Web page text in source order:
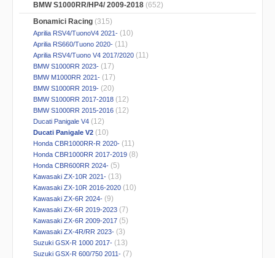
BMW S1000RR/HP4/ 2009-2018 (652)
Bonamici Racing (315)
Aprilia RSV4/TuonoV4 2021- (10)
Aprilia RS660/Tuono 2020- (11)
Aprilia RSV4/Tuono V4 2017/2020 (11)
BMW S1000RR 2023- (17)
BMW M1000RR 2021- (17)
BMW S1000RR 2019- (20)
BMW S1000RR 2017-2018 (12)
BMW S1000RR 2015-2016 (12)
Ducati Panigale V4 (12)
Ducati Panigale V2 (10)
Honda CBR1000RR-R 2020- (11)
Honda CBR1000RR 2017-2019 (8)
Honda CBR600RR 2024- (5)
Kawasaki ZX-10R 2021- (13)
Kawasaki ZX-10R 2016-2020 (10)
Kawasaki ZX-6R 2024- (9)
Kawasaki ZX-6R 2019-2023 (7)
Kawasaki ZX-6R 2009-2017 (5)
Kawasaki ZX-4R/RR 2023- (3)
Suzuki GSX-R 1000 2017- (13)
Suzuki GSX-R 600/750 2011- (7)